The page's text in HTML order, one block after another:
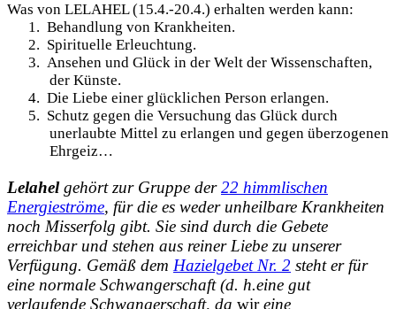
Was von LELAHEL (15.4.-20.4.) erhalten werden kann:
1. Behandlung von Krankheiten.
2. Spirituelle Erleuchtung.
3. Ansehen und Glück in der Welt der Wissenschaften,
der Künste.
4. Die Liebe einer glücklichen Person erlangen.
5. Schutz gegen die Versuchung das Glück durch
unerlaubte Mittel zu erlangen und gegen überzogenen
Ehrgeiz…
Lelahelgehört zur Gruppe der22 himmlischen
Energieströme, für die es weder unheilbare Krankheiten
noch Misserfolg gibt. Sie sind durch die Gebete
erreichbar und stehen aus reiner Liebe zu unserer
Verfügung. Gemäß dem Hazielgebet Nr. 2 steht er für
eine normale Schwangerschaft (d. h.eine gut
verlaufende Schwangerschaft, da wireine